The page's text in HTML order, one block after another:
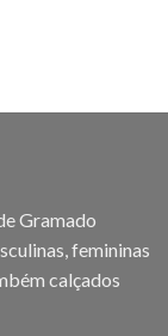
Gramado
femininas
calçados